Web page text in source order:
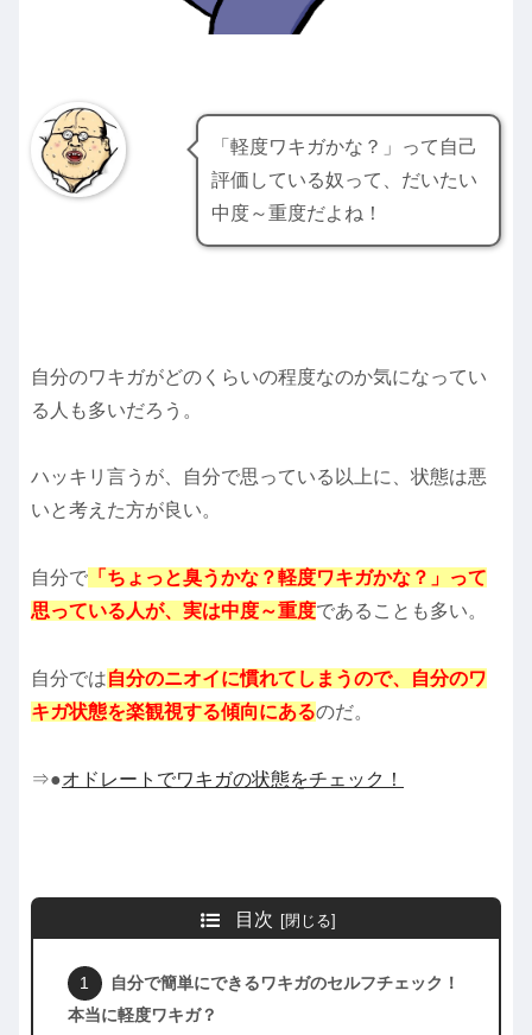
「軽度ワキガかな？」って自己
評価している奴って、だいたい
中度～重度だよね！
自分のワキガがどのくらいの程度なのか気になってい
る人も多いだろう。
ハッキリ言うが、自分で思っている以上に、状態は悪
いと考えた方が良い。
自分で 「ちょっと臭うかな？軽度ワキガかな？」って
思っている人が、実は中度～重度であることも多い。
自分では自分のニオイに慣れてしまうので、自分のワ
キガ状態を楽観視する傾向にあるのだ。
⇒●オドレートでワキガの状態をチェック！
目次
自分で簡単にできるワキガのセルフチェック！
本当に軽度ワキガ？